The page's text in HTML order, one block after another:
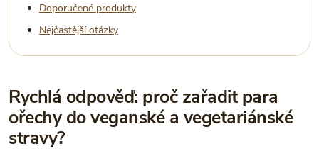
Doporučené produkty
Nejčastější otázky
Rychlá odpověď: proč zařadit para
ořechy do veganské a vegetariánské
stravy?